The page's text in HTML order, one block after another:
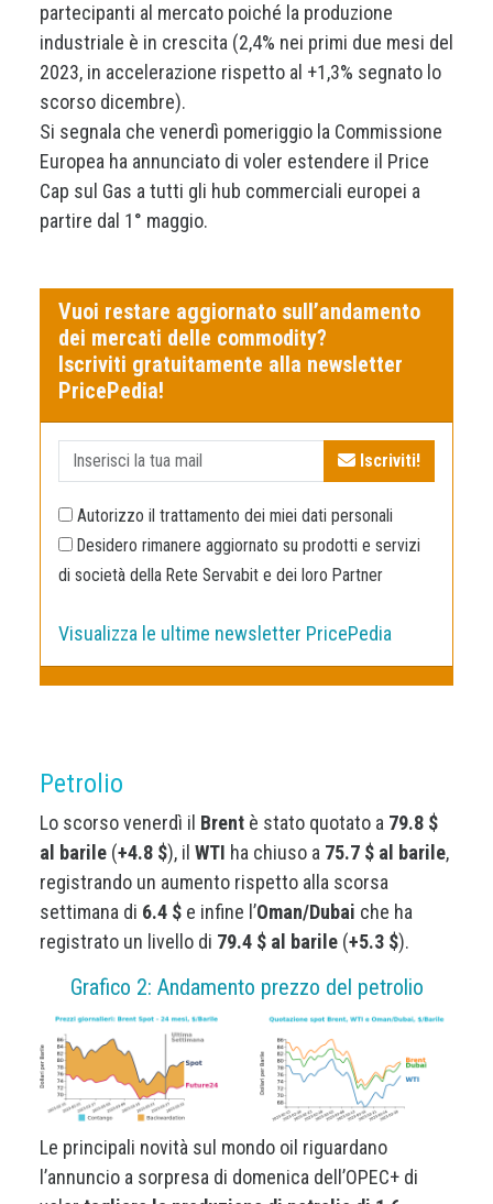
partecipanti al mercato poiché la produzione
industriale è in crescita (2,4% nei primi due mesi del
2023, in accelerazione rispetto al +1,3% segnato lo
scorso dicembre).
Si segnala che venerdì pomeriggio la Commissione
Europea ha annunciato di voler estendere il Price
Cap sul Gas a tutti gli hub commerciali europei a
partire dal 1° maggio.
Vuoi restare aggiornato sull’andamento
dei mercati delle commodity?
Iscriviti gratuitamente alla newsletter
PricePedia!
Iscriviti!
Autorizzo il trattamento dei miei dati personali
Desidero rimanere aggiornato su prodotti e servizi
di società della Rete Servabit e dei loro Partner
Visualizza le ultime newsletter PricePedia
Petrolio
Lo scorso venerdì il Brent è stato quotato a 79.8 $
al barile (+4.8 $), il WTI ha chiuso a 75.7 $ al barile,
registrando un aumento rispetto alla scorsa
settimana di 6.4 $ e infine l’Oman/Dubai che ha
registrato un livello di 79.4 $ al barile (+5.3 $).
Grafico 2: Andamento prezzo del petrolio
Le principali novità sul mondo oil riguardano
l’annuncio a sorpresa di domenica dell’OPEC+ di